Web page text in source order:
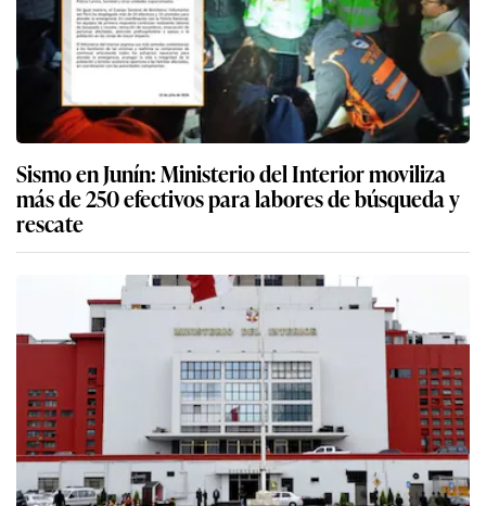
Sismo en Junín: Ministerio del Interior moviliza
más de 250 efectivos para labores de búsqueda y
rescate